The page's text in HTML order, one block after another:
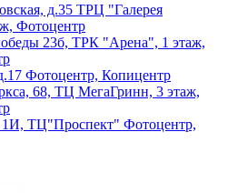
д.35 ТРЦ "Галерея
Фотоцентр
23б, ТРК "Арена", 1 этаж,
Фотоцентр, Копицентр
68, ТЦ МегаГринн, 3 этаж,
1И, ТЦ"Проспект" Фотоцентр,